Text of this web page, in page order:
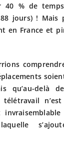
40 % de
jours) ! Mais
en France et
qu’au-delà
télétravail